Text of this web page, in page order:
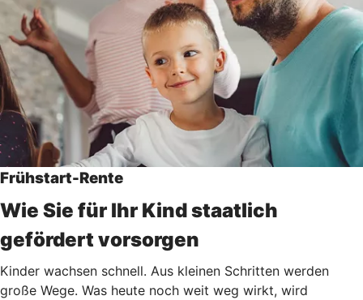
Frühstart-Rente
Wie Sie für Ihr Kind staatlich
gefördert vorsorgen
Kinder wachsen schnell. Aus kleinen Schritten werden
große Wege. Was heute noch weit weg wirkt, wird